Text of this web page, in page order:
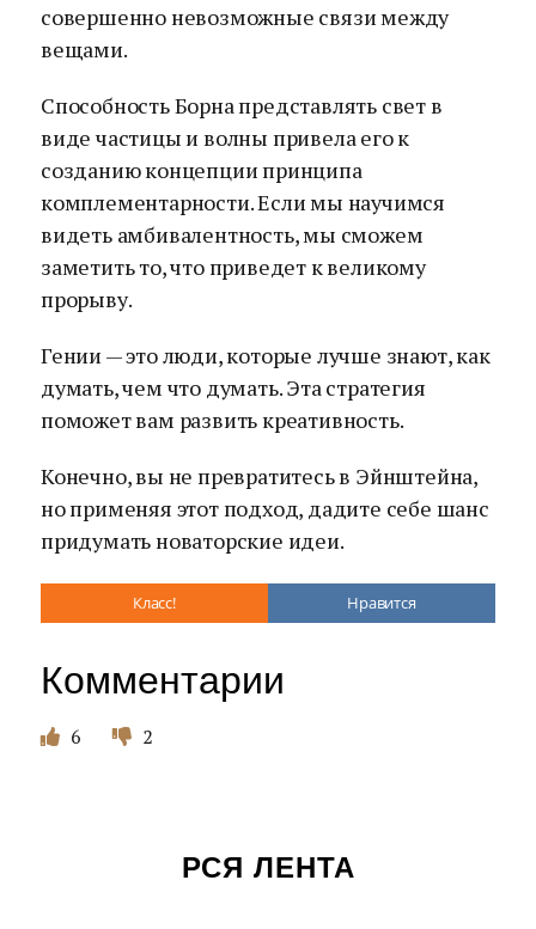
совершенно невозможные связи между
вещами.
Способность Борна представлять свет в
виде частицы и волны привела его к
созданию концепции принципа
комплементарности. Если мы научимся
видеть амбивалентность, мы сможем
заметить то, что приведет к великому
прорыву.
Гении — это люди, которые лучше знают, как
думать, чем что думать. Эта стратегия
поможет вам развить креативность.
Конечно, вы не превратитесь в Эйнштейна,
но применяя этот подход, дадите себе шанс
придумать новаторские идеи.
Класс! Нравится
Комментарии
6 2
РСЯ ЛЕНТА